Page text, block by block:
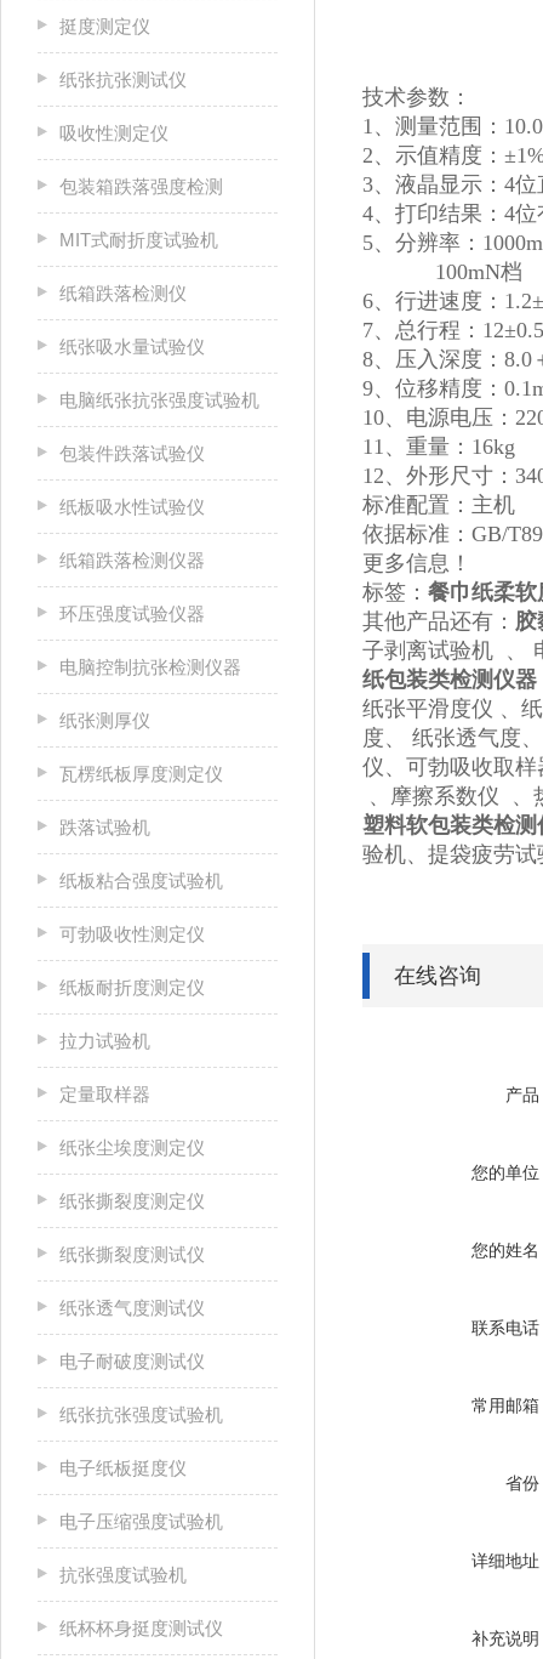
挺度测定仪
纸张抗张测试仪
吸收性测定仪
包装箱跌落强度检测
MIT式耐折度试验机
纸箱跌落检测仪
纸张吸水量试验仪
电脑纸张抗张强度试验机
包装件跌落试验仪
纸板吸水性试验仪
纸箱跌落检测仪器
环压强度试验仪器
电脑控制抗张检测仪器
纸张测厚仪
瓦楞纸板厚度测定仪
跌落试验机
纸板粘合强度试验机
可勃吸收性测定仪
纸板耐折度测定仪
拉力试验机
定量取样器
纸张尘埃度测定仪
纸张撕裂度测定仪
纸张撕裂度测试仪
纸张透气度测试仪
电子耐破度测试仪
纸张抗张强度试验机
电子纸板挺度仪
电子压缩强度试验机
抗张强度试验机
纸杯杯身挺度测试仪
技术参数：
1、测量范围：
2、示值精度：
3、液晶显示：4位
4、打印结果：4
5、分辨率：
100mN档
6、行进速度：
7、总行程：
8、压入深度：8.0
9、位移精度：
10、电源电压：
11、重量：16kg
12、外形尺寸：
标准配置：主机
依据标准：GB/
更多信息！
标签： 餐巾纸柔软
其他产品还有： 胶
子剥离试验机 、
纸包装类检测仪器
纸张平滑度仪 、
度、 纸张透气度
仪、可勃吸收取
、摩擦系数仪 、
塑料软包装类检测
验机、提袋疲劳
在线咨询
产品
您的单位
您的姓名
联系电话
常用邮箱
省份
详细地址
补充说明